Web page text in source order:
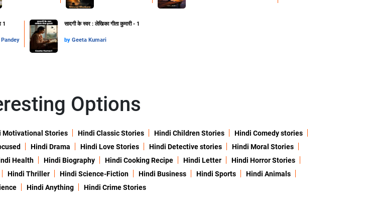
1 सादगी के स्वर : लेखिका गीता कुमारी - 1
by Geeta Kumari
Options
Motivational Stories Hindi Classic Stories Hindi Children Stories
Hindi Comedy stories
Hindi Drama Hindi Love Stories Hindi Detective stories
Hindi Moral Stories
Health Hindi Biography Hindi Cooking Recipe Hindi Letter
Hindi Horror Stories
Hindi Thriller Hindi Science-Fiction Hindi Business Hindi Sports
Hindi Animals
Hindi Anything Hindi Crime Stories